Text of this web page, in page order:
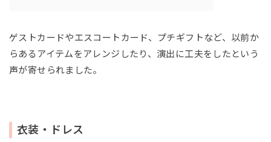
ゲストカードやエスコートカード、プチギフトなど、以前か
らあるアイテムをアレンジしたり、演出に工夫をしたという
声が寄せられました。
衣装・ドレス